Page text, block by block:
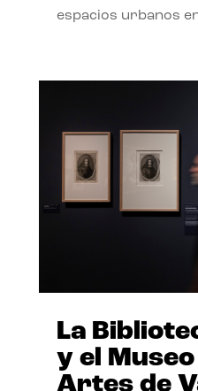
espacios urbanos
La
y el
Artes de